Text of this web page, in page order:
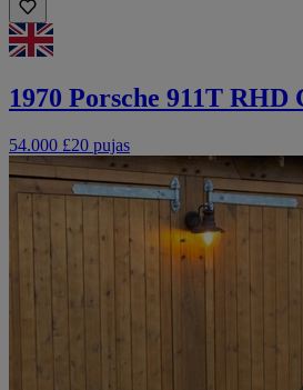
1970 Porsche 911T RHD
54.000 £20 pujas